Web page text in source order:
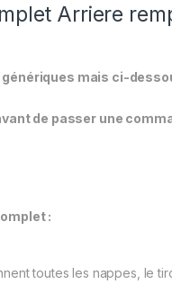
Arriere
mais ci-
de passer une
:
toutes les nappes, le